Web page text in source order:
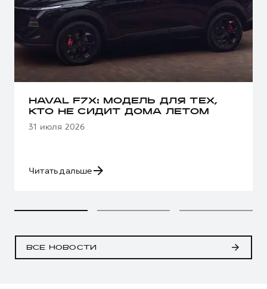
HAVAL F7X: МОДЕЛЬ ДЛЯ ТЕХ,
КТО НЕ СИДИТ ДОМА ЛЕТОМ
31 июля 2026
Читать дальше
ВСЕ НОВОСТИ